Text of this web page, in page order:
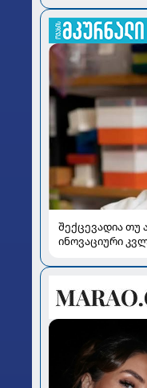
შექცევადია თუ
ინოვაციური